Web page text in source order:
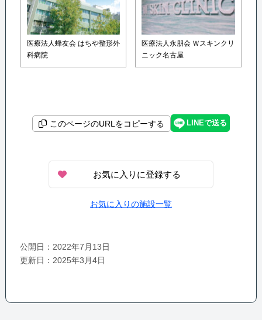
医療法人蜂友会 はちや整形外
科病院
医療法人永朋会 Ｗスキンクリ
ニック名古屋
このページのURLをコピーする LINEで送る
お気に入りに登録する
お気に入りの施設一覧
公開日：2022年7月13日
更新日：2025年3月4日